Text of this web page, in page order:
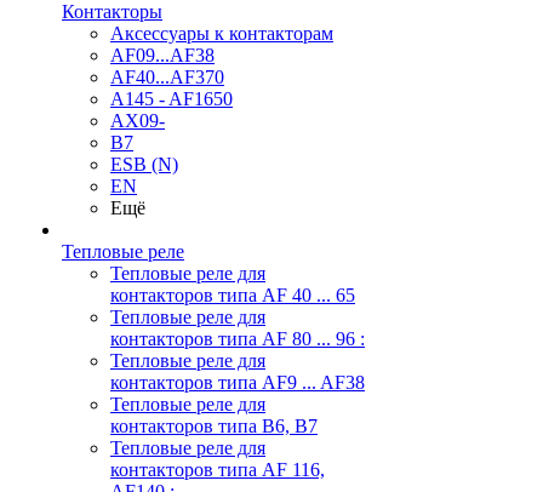
Контакторы
Аксессуары к контакторам
AF09...AF38
AF40...AF370
A145 - AF1650
AX09-
B7
ESB (N)
EN
Ещё
Тепловые реле
Тепловые реле для
контакторов типа AF 40 ... 65
Тепловые реле для
контакторов типа AF 80 ... 96 :
Тепловые реле для
контакторов типа AF9 ... AF38
Тепловые реле для
контакторов типа В6, В7
Тепловые реле для
контакторов типа AF 116,